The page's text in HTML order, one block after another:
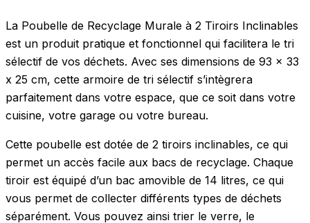
La Poubelle de Recyclage Murale à 2 Tiroirs Inclinables
est un produit pratique et fonctionnel qui facilitera le tri
sélectif de vos déchets. Avec ses dimensions de 93 x 33
x 25 cm, cette armoire de tri sélectif s’intègrera
parfaitement dans votre espace, que ce soit dans votre
cuisine, votre garage ou votre bureau.
Cette poubelle est dotée de 2 tiroirs inclinables, ce qui
permet un accès facile aux bacs de recyclage. Chaque
tiroir est équipé d’un bac amovible de 14 litres, ce qui
vous permet de collecter différents types de déchets
séparément. Vous pouvez ainsi trier le verre, le